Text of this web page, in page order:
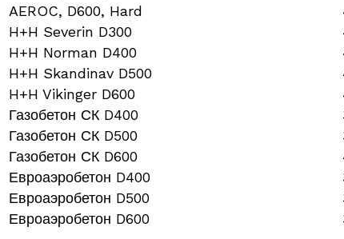
AEROC, D600, Hard
H+H Severin D300
H+H Norman D400
H+H Skandinav D500
H+H Vikinger D600
Газобетон СК D400
Газобетон СК D500
Газобетон СК D600
Евроаэробетон D400
Евроаэробетон D500
Евроаэробетон D600